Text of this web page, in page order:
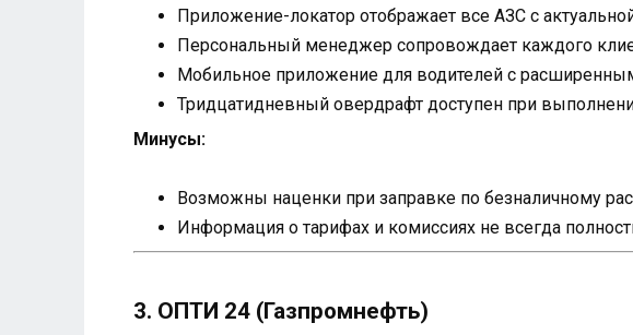
Приложение-локатор отображает все АЗС с
Персональный менеджер сопровождает каждого
Мобильное приложение для водителей с
Тридцатидневный овердрафт доступен при
Минусы:
Возможны наценки при заправке по безналичному
Информация о тарифах и комиссиях не всегда
3. ОПТИ 24 (Газпромнефть)